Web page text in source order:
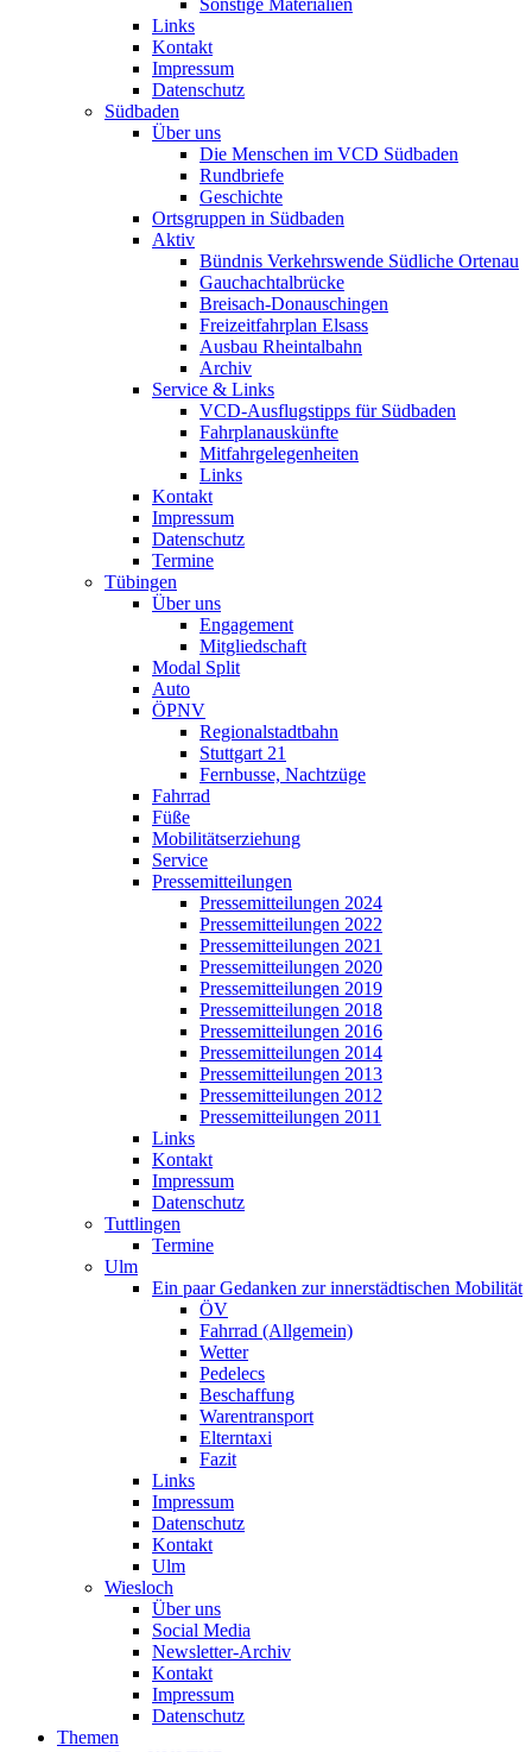
Sonstige Materialien
Links
Kontakt
Impressum
Datenschutz
Südbaden
Über uns
Die Menschen im VCD Südbaden
Rundbriefe
Geschichte
Ortsgruppen in Südbaden
Aktiv
Bündnis Verkehrswende Südliche Ortenau
Gauchachtalbrücke
Breisach-Donauschingen
Freizeitfahrplan Elsass
Ausbau Rheintalbahn
Archiv
Service & Links
VCD-Ausflugstipps für Südbaden
Fahrplanauskünfte
Mitfahrgelegenheiten
Links
Kontakt
Impressum
Datenschutz
Termine
Tübingen
Über uns
Engagement
Mitgliedschaft
Modal Split
Auto
ÖPNV
Regionalstadtbahn
Stuttgart 21
Fernbusse, Nachtzüge
Fahrrad
Füße
Mobilitätserziehung
Service
Pressemitteilungen
Pressemitteilungen 2024
Pressemitteilungen 2022
Pressemitteilungen 2021
Pressemitteilungen 2020
Pressemitteilungen 2019
Pressemitteilungen 2018
Pressemitteilungen 2016
Pressemitteilungen 2014
Pressemitteilungen 2013
Pressemitteilungen 2012
Pressemitteilungen 2011
Links
Kontakt
Impressum
Datenschutz
Tuttlingen
Termine
Ulm
Ein paar Gedanken zur innerstädtischen Mobilität
ÖV
Fahrrad (Allgemein)
Wetter
Pedelecs
Beschaffung
Warentransport
Elterntaxi
Fazit
Links
Impressum
Datenschutz
Kontakt
Ulm
Wiesloch
Über uns
Social Media
Newsletter-Archiv
Kontakt
Impressum
Datenschutz
Themen